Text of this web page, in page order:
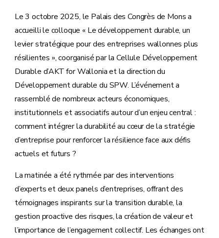
Le 3 octobre 2025, le Palais des Congrès de Mons a
accueilli le colloque « Le développement durable, un
levier stratégique pour des entreprises wallonnes plus
résilientes », coorganisé par la Cellule Développement
Durable d’AKT for Wallonia et la direction du
Développement durable du SPW. L’événement a
rassemblé de nombreux acteurs économiques,
institutionnels et associatifs autour d’un enjeu central :
comment intégrer la durabilité au cœur de la stratégie
d’entreprise pour renforcer la résilience face aux défis
actuels et futurs ?
La matinée a été rythmée par des interventions
d’experts et deux panels d’entreprises, offrant des
témoignages inspirants sur la transition durable, la
gestion proactive des risques, la création de valeur et
l’importance de l’engagement collectif. Les échanges ont